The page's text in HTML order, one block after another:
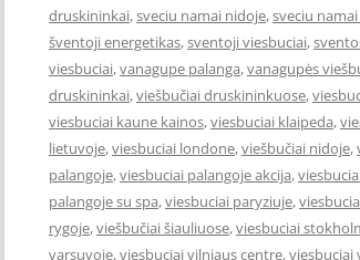
druskininkai,sveciu namai nidoje,sveciu
šventoji energetikas,sventoji viesbuciai,
viesbuciai,vanagupe palanga,vanagupės
druskininkai,viešbučiai druskininkuose,
viesbuciai kaune kainos,viesbuciai klaipeda,
lietuvoje,viesbuciai londone,viešbučiai nidoje,
palangoje,viesbuciai palangoje akcija,
palangoje su spa,viesbuciai paryziuje,
rygoje,viešbučiai šiauliuose,viesbuciai
varsuvoje,viesbuciai vilniaus centre,viesbuciai